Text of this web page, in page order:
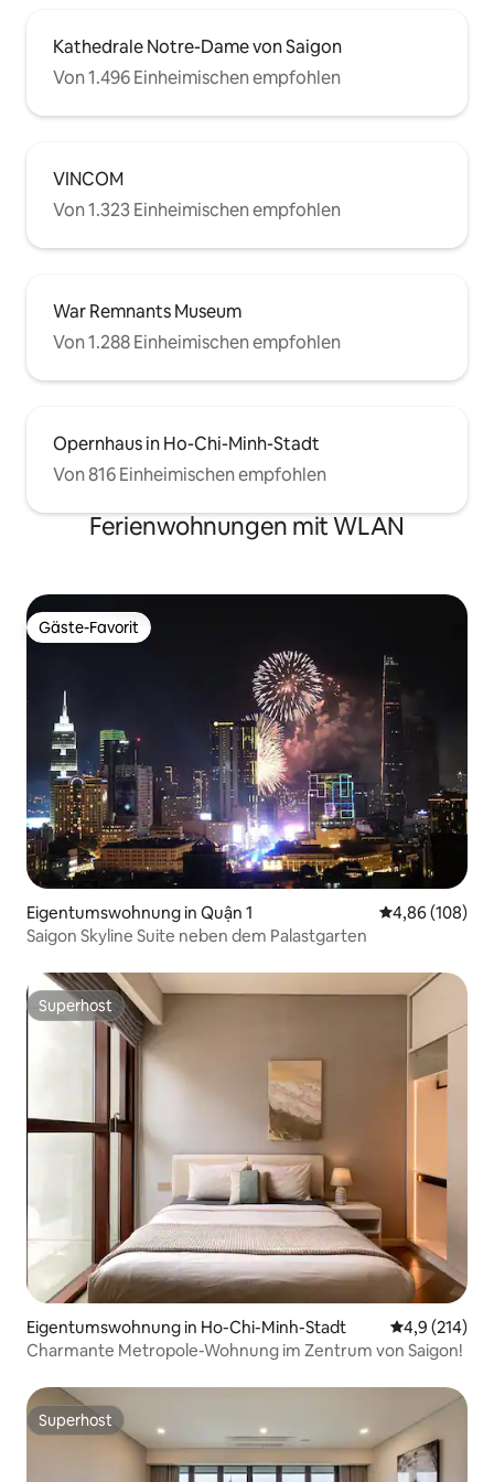
vom Herzen der pulsierendsten Stadt
Vietnams entfernt. Das Gebäude selbst
ist voll von Boutiquen und Kunstgalerien.
Du wohnst buchstäblich im Herzen von
Ben Thanh Central Bus Station & Taxis
befinden sich direkt vor deiner Tür.
Machen Sie sich bereit, Saigon – die Perle
des Fernen Ostens zu erkunden!
Kathedrale Notre-Dame von Saigon
Von 1.496 Einheimischen empfohlen
VINCOM
Von 1.323 Einheimischen empfohlen
War Remnants Museum
Von 1.288 Einheimischen empfohlen
Opernhaus in Ho-Chi-Minh-Stadt
Von 816 Einheimischen empfohlen
Ferienwohnungen mit WLAN
Gäste-Favorit
Gäste-Favorit
Eigentumswohnung in Quận 1
4,86 (108)
Saigon Skyline Suite neben dem Palastgarten
Superhost
Superhost
Eigentumswohnung in Ho-Chi-Minh-Stadt
4,9 (214)
Charmante Metropole-Wohnung im Zentrum von Saigon!
Superhost
Superhost